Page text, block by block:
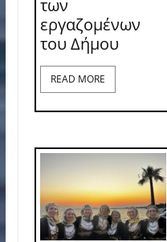
των
εργαζομένων
του Δήμου
READ MORE